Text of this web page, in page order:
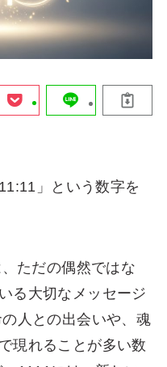
」という数字を
ただの偶然ではな
る大切なメッセージ
人との出会いや、魂
現れることが多い数